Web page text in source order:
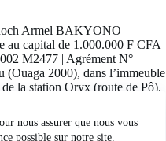
nous assurer que nous vous
possible sur notre site.
Armel BAKYONO
capital de 1.000.000 F CFA
M2477 | Agrément N°
(Ouaga 2000), dans l’immeuble
la station Oryx (route de Pô).